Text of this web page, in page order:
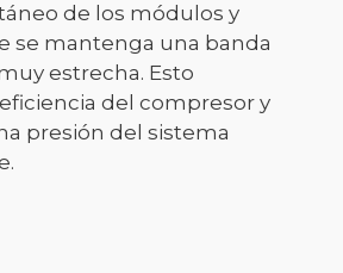
de los módulos y
se mantenga una banda
estrecha. Esto
del compresor y
presión del sistema